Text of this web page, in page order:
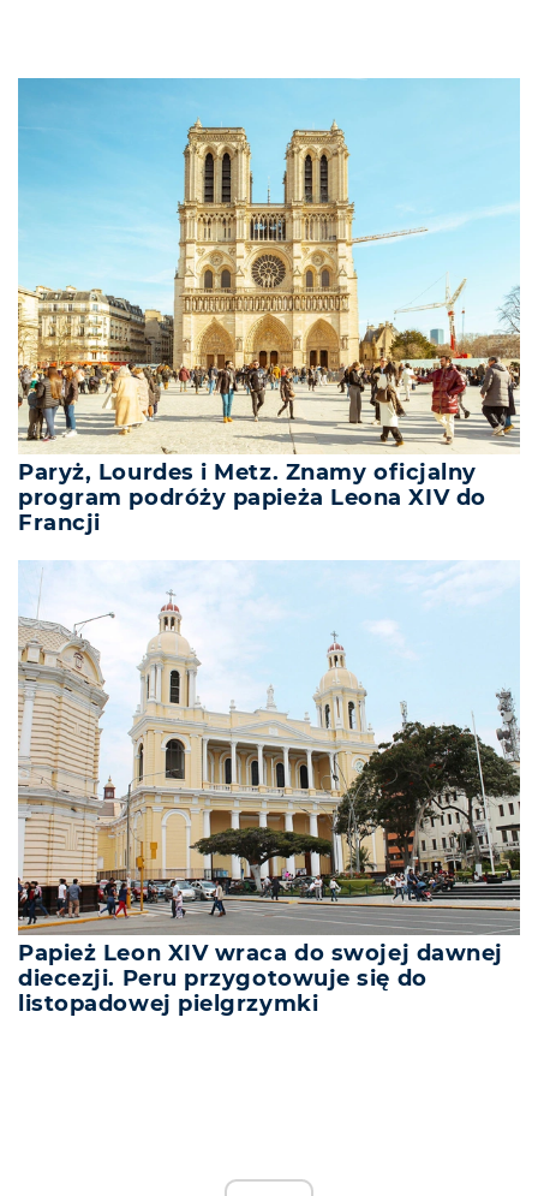
Paryż, Lourdes i Metz. Znamy oficjalny
program podróży papieża Leona XIV do
Francji
Papież Leon XIV wraca do swojej dawnej
diecezji. Peru przygotowuje się do
listopadowej pielgrzymki